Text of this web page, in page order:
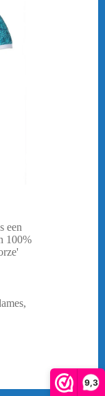
9,3
een
100%
,